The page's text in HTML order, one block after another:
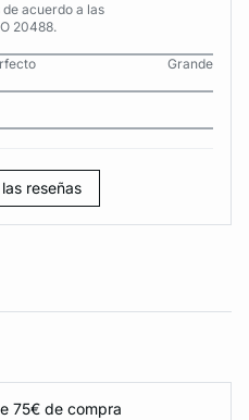
acuerdo a las
20488.
Grande
reseñas
75€ de compra